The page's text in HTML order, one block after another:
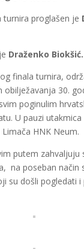
proglašen je
Draženko Biokšić.
finala turnira,
obilježavanja 30.
poginulim
U pauzi
HNK Neum.
putem zahvaljuju
na poseban način
su došli pogledati i